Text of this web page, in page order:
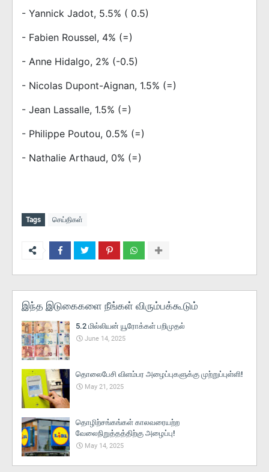
- Yannick Jadot, 5.5% ( 0.5)
- Fabien Roussel, 4% (=)
- Anne Hidalgo, 2% (-0.5)
- Nicolas Dupont-Aignan, 1.5% (=)
- Jean Lassalle, 1.5% (=)
- Philippe Poutou, 0.5% (=)
- Nathalie Arthaud, 0% (=)
Tags செய்திகள்
இந்த இடுகைகளை நீங்கள் விரும்பக்கூடும்
5.2 மில்லியன் யூரோக்கள் பறிமுதல்
June 14, 2025
தொலைபேசி விளம்பர அழைப்புகளுக்கு முற்றுப்புள்ளி!
May 21, 2025
தொழிற்சங்கங்கள் காலவரையற்ற
வேலைநிறுத்தத்திற்கு அழைப்பு!
May 14, 2025